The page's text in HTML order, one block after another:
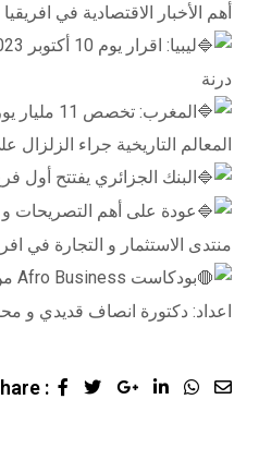
أهم الأخبار الاقتصادية في افريقيا
درنة
المغرب:
المعالم التاريخية جراء الزلزال على 5
البنك الجزائري يفتتح أول
عودة على أهم التصريحات و
منتدى الاستثمار و التجارة في
بودكاست Afro Business من تقديم : بشير الزوالي
اعداد: دكتورة انصاف قديدي و
: